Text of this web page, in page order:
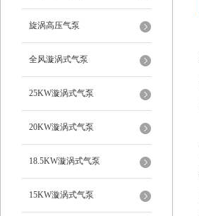
旋涡高压气泵
全风漩涡式气泵
25KW漩涡式气泵
20KW漩涡式气泵
18.5KW漩涡式气泵
15KW漩涡式气泵